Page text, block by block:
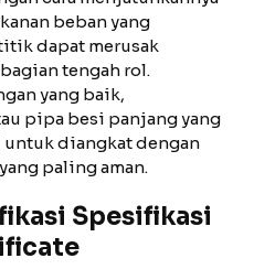
beban yang
dapat merusak
tengah rol.
yang baik,
pipa besi panjang yang
untuk diangkat dengan
paling aman.
Spesifikasi